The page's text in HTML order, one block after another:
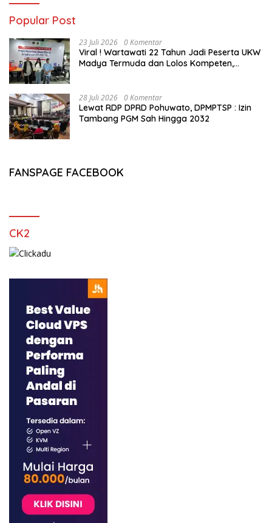
Popular Post
23 Juli 2026 0 Komentar
Viral ! Wartawati 22 Tahun Jadi Peserta UKW
Madya Termuda dan Lolos Kompeten,
28 Juli 2026 0 Komentar
Lewat RDP DPRD Pohuwato, DPMPTSP : Izin
Tambang PGM Sah Hingga 2032
FANSPAGE FACEBOOK
CK2